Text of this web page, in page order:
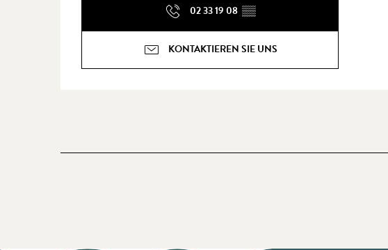
02 33 19 08 ▒▒
KONTAKTIEREN SIE UNS